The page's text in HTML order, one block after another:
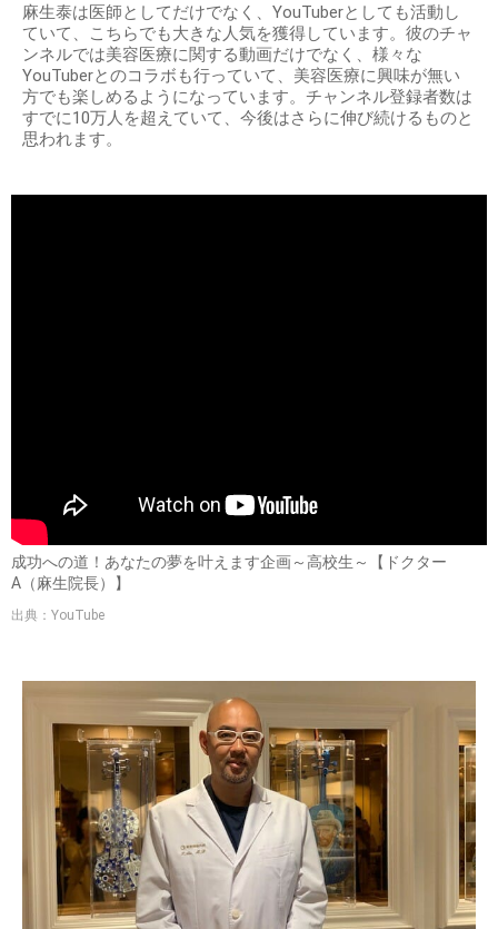
麻生泰は医師としてだけでなく、YouTuberとしても活動し
ていて、こちらでも大きな人気を獲得しています。彼のチャ
ンネルでは美容医療に関する動画だけでなく、様々な
YouTuberとのコラボも行っていて、美容医療に興味が無い
方でも楽しめるようになっています。チャンネル登録者数は
すでに10万人を超えていて、今後はさらに伸び続けるものと
思われます。
成功への道！あなたの夢を叶えます企画～高校生～【ドクター
A（麻生院長）】
出典：YouTube